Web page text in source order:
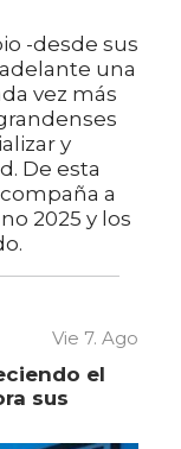
-desde sus
una
vez más
y
De esta
a
2025 y los
Vie 7. Ago
el
sus